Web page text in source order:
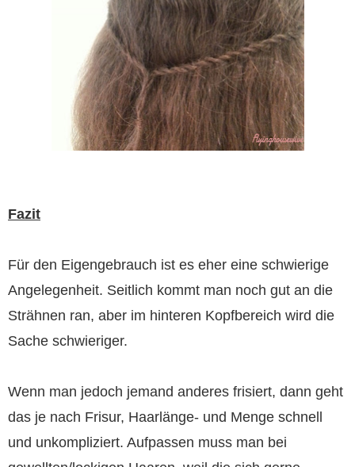
Fazit
Für den Eigengebrauch ist es eher eine schwierige
Angelegenheit. Seitlich kommt man noch gut an die
Strähnen ran, aber im hinteren Kopfbereich wird die
Sache schwieriger.
Wenn man jedoch jemand anderes frisiert, dann geht
das je nach Frisur, Haarlänge- und Menge schnell
und unkompliziert. Aufpassen muss man bei